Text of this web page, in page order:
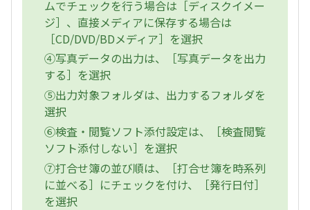
ムでチェックを行う場合は［ディスクイメー
ジ］、直接メディアに保存する場合は
［CD/DVD/BDメディア］を選択
④写真データの出力は、［写真データを出力
する］を選択
⑤出力対象フォルダは、出力するフォルダを
選択
⑥検査・閲覧ソフト添付設定は、［検査閲覧
ソフト添付しない］を選択
⑦打合せ簿の並び順は、［打合せ簿を時系列
に並べる］にチェックを付け、［発行日付］
を選択